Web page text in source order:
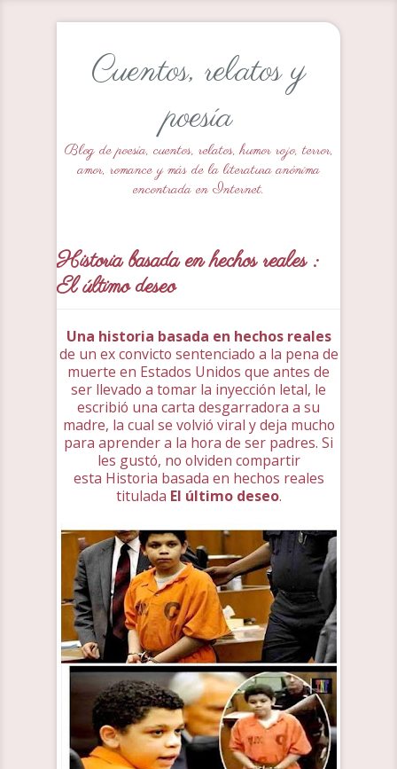
Cuentos, relatos y
poesía
Blog de poesía, cuentos, relatos, humor rojo, terror,
amor, romance y más de la literatura anónima
encontrada en Internet.
Historia basada en hechos reales :
El último deseo
Una historia basada en hechos reales
de un ex convicto sentenciado a la pena de
muerte en Estados Unidos que antes de
ser llevado a tomar la inyección letal, le
escribió una carta desgarradora a su
madre, la cual se volvió viral y deja mucho
para aprender a la hora de ser padres. Si
les gustó, no olviden compartir
esta Historia basada en hechos reales
titulada El último deseo.